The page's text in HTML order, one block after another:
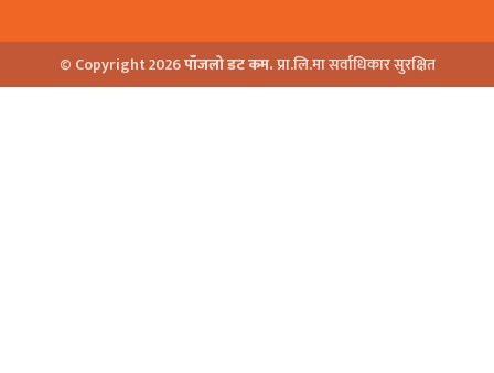
© Copyright 2026पाँजलो डट कम.प्रा.लि.मा सर्वाधिकार सुरक्षित